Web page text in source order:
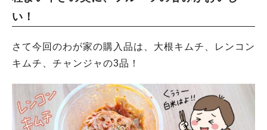
い！
さて今回のわが家の購入品は、大根キムチ、レンコン
キムチ、チャンジャの3品！